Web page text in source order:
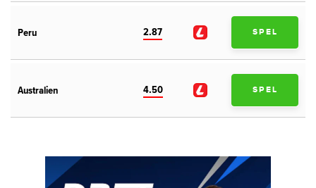
Peru 2.87 SPEL
Australien 4.50 SPEL